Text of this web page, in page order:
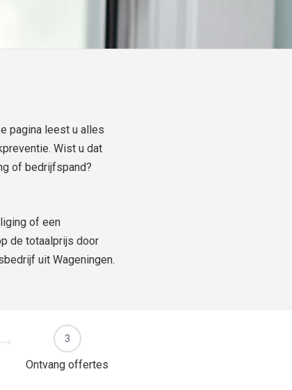
pagina leest u alles
Wist u dat
of bedrijfspand?
of een
de totaalprijs door
uit Wageningen.
3
Ontvang offertes